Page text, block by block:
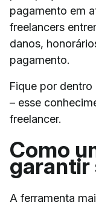
pagamento em
freelancers
danos,
pagamento.
Fique por
– esse
freelancer.
Como
garantir
A ferramenta